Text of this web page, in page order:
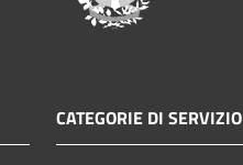
CATEGORIE DI SERVIZIO